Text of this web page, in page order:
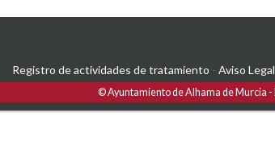
Registro de actividades de tratamiento - Aviso Legal
©Ayuntamiento de Alhama de Murcia